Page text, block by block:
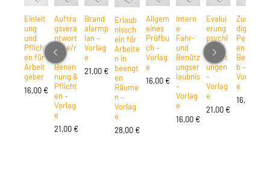
Einleit
ung
und
Pflicht
en für
Arbeit
geber
16,00 €
Auftra
gsvera
ntwort
liche/r
–
Benen
nung &
Pflicht
en –
Vorlag
e
21,00 €
Brand
alarmp
lan –
Vorlag
e
21,00 €
Erlaub
nissch
ein für
Arbeite
n in
beengt
en
Räume
n –
Vorlag
e
28,00 €
Allgem
eines
Prüfbu
ch –
Vorlag
e
16,00 €
Intern
e
Fahr-
und
Benütz
ungser
laubnis
–
Vorlag
e
16,00 €
Evalui
erung
psychi
sche
Belast
ungen
–
Vorlag
e
21,00 €
Zustän
dige
Person
en im
Betrie
b –
Vorlag
e
16,00